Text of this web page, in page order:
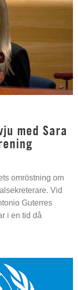
med Sara
omröstning om
Vid
Guterres
i en tid då